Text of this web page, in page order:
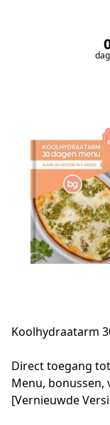
Koolhydraatarm
Direct toegang
Menu, bonussen,
[Vernieuwde